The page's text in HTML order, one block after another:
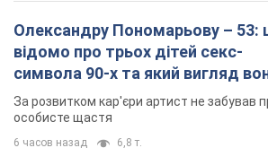
Олександру Пономарьову – 53:
відомо про трьох дітей секс-
символа 90-х та який вигляд
мають
За розвитком кар'єри артист не забував
особисте щастя
6 часов назад 6,8 т.